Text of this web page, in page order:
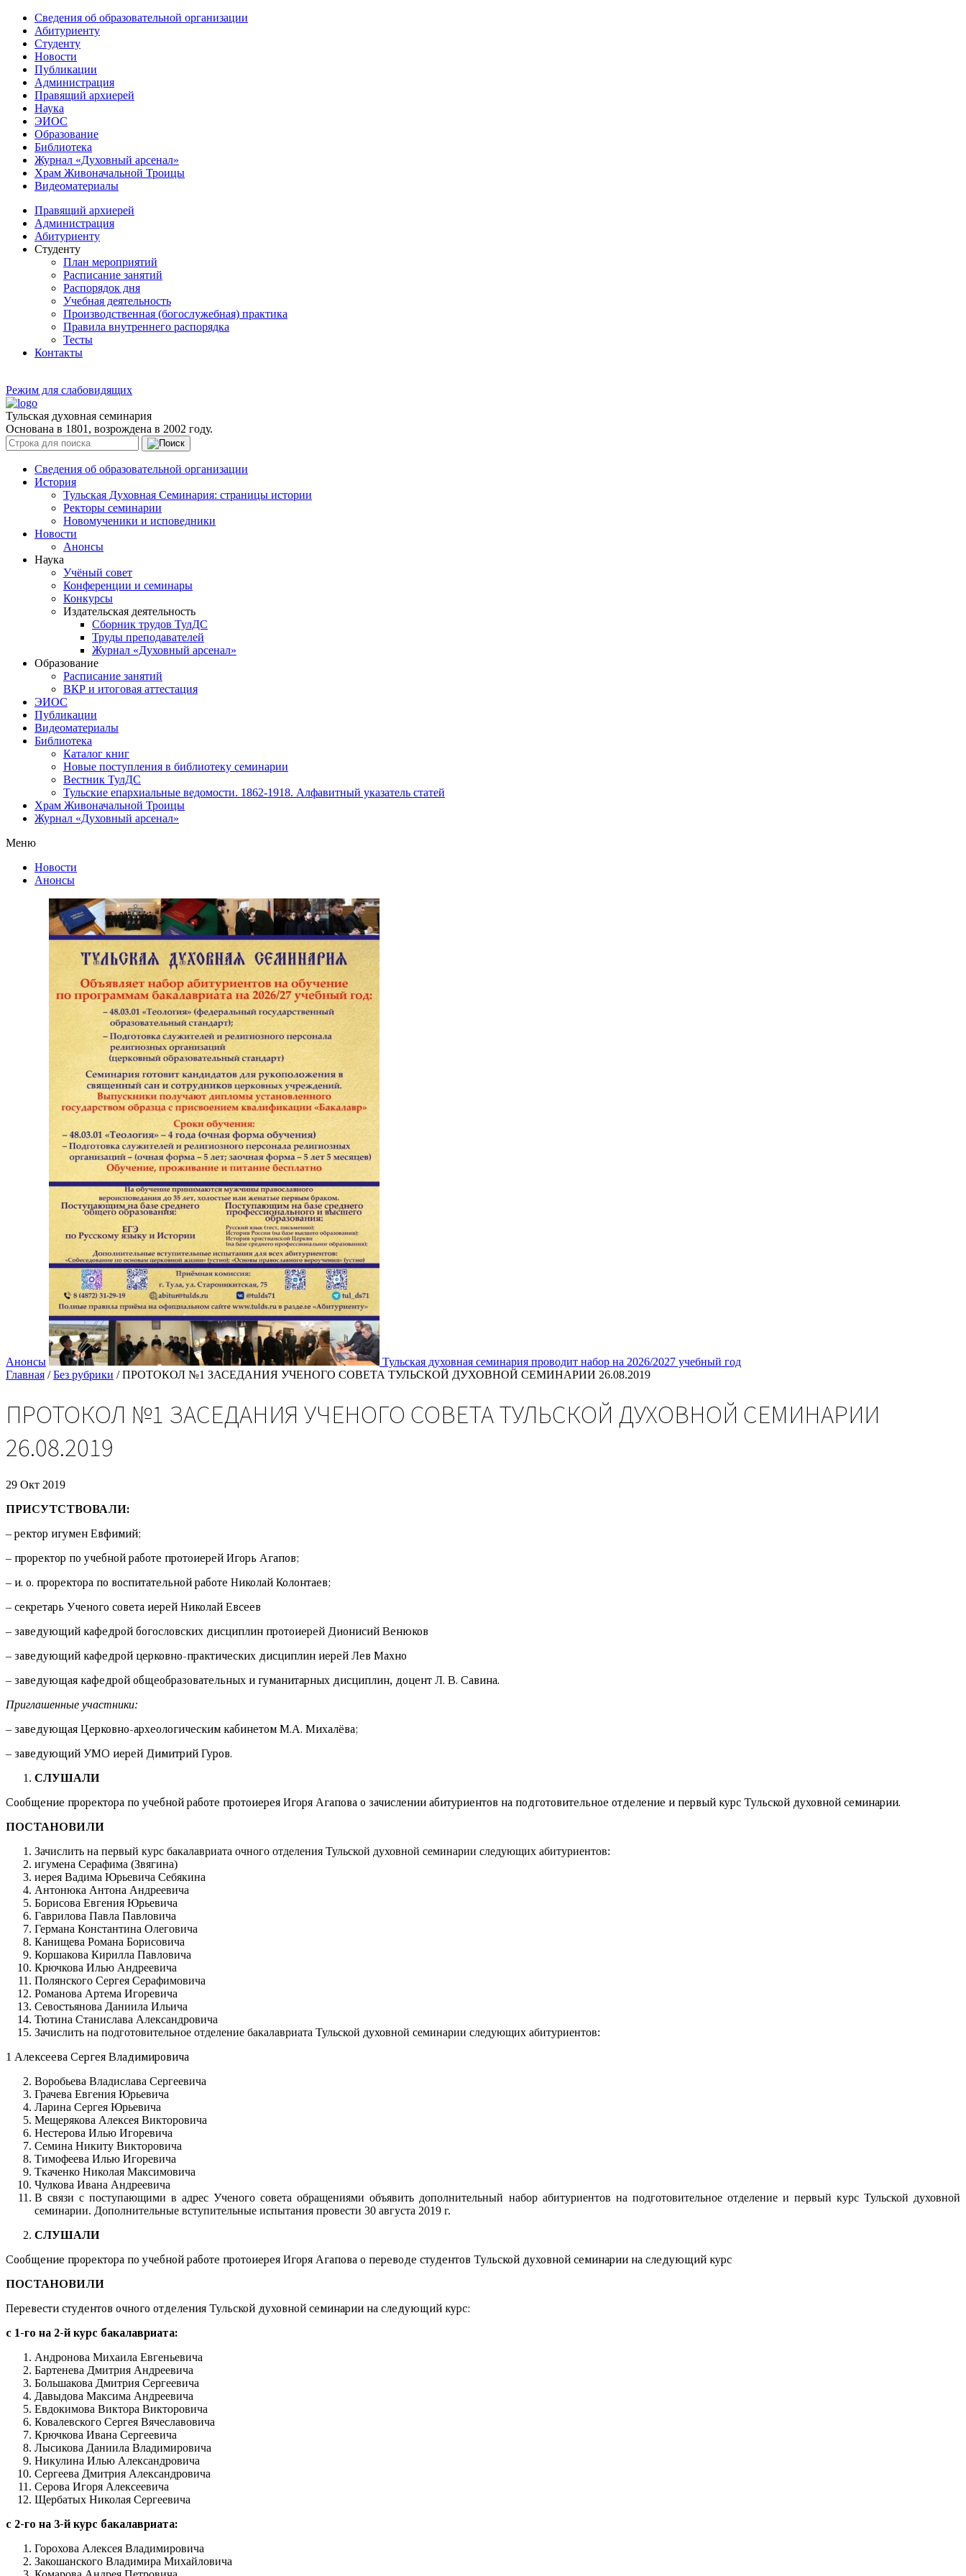
Сведения об образовательной организации
Абитуриенту
Студенту
Новости
Публикации
Администрация
Правящий архиерей
Наука
ЭИОС
Образование
Библиотека
Журнал «Духовный арсенал»
Храм Живоначальной Троицы
Видеоматериалы
Правящий архиерей
Администрация
Абитуриенту
Студенту
План мероприятий
Расписание занятий
Распорядок дня
Учебная деятельность
Производственная (богослужебная) практика
Правила внутреннего распорядка
Тесты
Контакты
Режим для слабовидящих
Тульская духовная семинария
Основана в 1801, возрождена в 2002 году.
Сведения об образовательной организации
История
Тульская Духовная Семинария: страницы истории
Ректоры семинарии
Новомученики и исповедники
Новости
Анонсы
Наука
Учёный совет
Конференции и семинары
Конкурсы
Издательская деятельность
Сборник трудов ТулДС
Труды преподавателей
Журнал «Духовный арсенал»
Образование
Расписание занятий
ВКР и итоговая аттестация
ЭИОС
Публикации
Видеоматериалы
Библиотека
Каталог книг
Новые поступления в библиотеку семинарии
Вестник ТулДС
Тульские епархиальные ведомости. 1862-1918. Алфавитный указатель статей
Храм Живоначальной Троицы
Журнал «Духовный арсенал»
Меню
Новости
Анонсы
Анонсы
Тульская духовная семинария проводит набор на 2026/2027 учебный год
Главная / Без рубрики / ПРОТОКОЛ №1 ЗАСЕДАНИЯ УЧЕНОГО СОВЕТА ТУЛЬСКОЙ ДУХОВНОЙ СЕМИНАРИИ 26.08.2019
ПРОТОКОЛ №1 ЗАСЕДАНИЯ УЧЕНОГО СОВЕТА ТУЛЬСКОЙ ДУХОВНОЙ СЕМИНАРИИ
26.08.2019
29 Окт 2019
ПРИСУТСТВОВАЛИ:
– ректор игумен Евфимий;
– проректор по учебной работе протоиерей Игорь Агапов;
– и. о. проректора по воспитательной работе Николай Колонтаев;
– секретарь Ученого совета иерей Николай Евсеев
– заведующий кафедрой богословских дисциплин протоиерей Дионисий Венюков
– заведующий кафедрой церковно-практических дисциплин иерей Лев Махно
– заведующая кафедрой общеобразовательных и гуманитарных дисциплин, доцент Л. В. Савина.
Приглашенные участники:
– заведующая Церковно-археологическим кабинетом М.А. Михалёва;
– заведующий УМО иерей Димитрий Гуров.
СЛУШАЛИ
Сообщение проректора по учебной работе протоиерея Игоря Агапова о зачислении абитуриентов на подготовительное отделение и первый курс Тульской духовной семинарии.
ПОСТАНОВИЛИ
Зачислить на первый курс бакалавриата очного отделения Тульской духовной семинарии следующих абитуриентов:
игумена Серафима (Звягина)
иерея Вадима Юрьевича Себякина
Антонюка Антона Андреевича
Борисова Евгения Юрьевича
Гаврилова Павла Павловича
Германа Константина Олеговича
Канищева Романа Борисовича
Коршакова Кирилла Павловича
Крючкова Илью Андреевича
Полянского Сергея Серафимовича
Романова Артема Игоревича
Севостьянова Даниила Ильича
Тютина Станислава Александровича
Зачислить на подготовительное отделение бакалавриата Тульской духовной семинарии следующих абитуриентов:
1 Алексеева Сергея Владимировича
Воробьева Владислава Сергеевича
Грачева Евгения Юрьевича
Ларина Сергея Юрьевича
Мещерякова Алексея Викторовича
Нестерова Илью Игоревича
Семина Никиту Викторовича
Тимофеева Илью Игоревича
Ткаченко Николая Максимовича
Чулкова Ивана Андреевича
В связи с поступающими в адрес Ученого совета обращениями объявить дополнительный набор абитуриентов на подготовительное отделение и первый курс Тульской духовной
семинарии. Дополнительные вступительные испытания провести 30 августа 2019 г.
СЛУШАЛИ
Сообщение проректора по учебной работе протоиерея Игоря Агапова о переводе студентов Тульской духовной семинарии на следующий курс
ПОСТАНОВИЛИ
Перевести студентов очного отделения Тульской духовной семинарии на следующий курс:
с 1-го на 2-й курс бакалавриата:
Андронова Михаила Евгеньевича
Бартенева Дмитрия Андреевича
Большакова Дмитрия Сергеевича
Давыдова Максима Андреевича
Евдокимова Виктора Викторовича
Ковалевского Сергея Вячеславовича
Крючкова Ивана Сергеевича
Лысикова Даниила Владимировича
Никулина Илью Александровича
Сергеева Дмитрия Александровича
Серова Игоря Алексеевича
Щербатых Николая Сергеевича
с 2-го на 3-й курс бакалавриата:
Горохова Алексея Владимировича
Закошанского Владимира Михайловича